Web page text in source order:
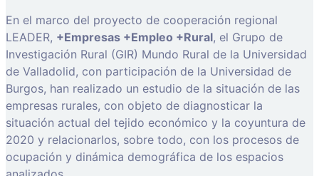
En el marco del proyecto de cooperación regional
LEADER, +Empresas +Empleo +Rural, el Grupo de
Investigación Rural (GIR) Mundo Rural de la Universidad
de Valladolid, con participación de la Universidad de
Burgos, han realizado un estudio de la situación de las
empresas rurales, con objeto de diagnosticar la
situación actual del tejido económico y la coyuntura de
2020 y relacionarlos, sobre todo, con los procesos de
ocupación y dinámica demográfica de los espacios